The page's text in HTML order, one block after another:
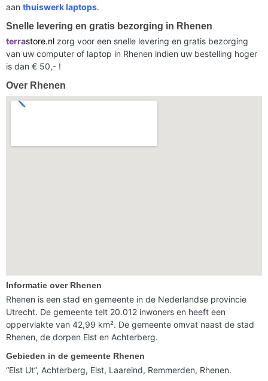
aan thuiswerk laptops.
Snelle levering en gratis bezorging in Rhenen
terrastore.nl zorg voor een snelle levering en gratis bezorging
van uw computer of laptop in Rhenen indien uw bestelling hoger
is dan € 50,- !
Over Rhenen
Informatie over Rhenen
Rhenen is een stad en gemeente in de Nederlandse provincie
Utrecht. De gemeente telt 20.012 inwoners en heeft een
oppervlakte van 42,99 km². De gemeente omvat naast de stad
Rhenen, de dorpen Elst en Achterberg.
Gebieden in de gemeente Rhenen
“Elst Ut”, Achterberg, Elst, Laareind, Remmerden, Rhenen.